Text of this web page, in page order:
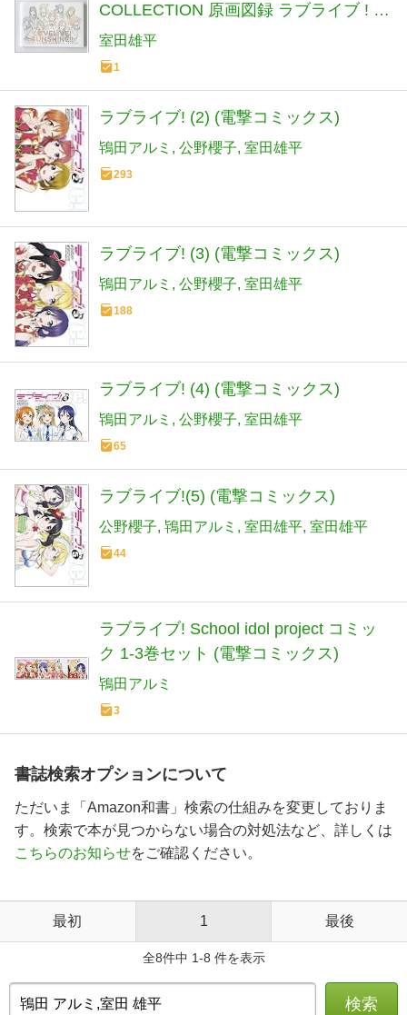
COLLECTION 原画図録 ラブライブ ! サ
ンシャイン !! 5周年展示会
室田雄平
1
ラブライブ! (2) (電撃コミックス)
鴇田アルミ 公野櫻子 室田雄平
293
ラブライブ! (3) (電撃コミックス)
鴇田アルミ 公野櫻子 室田雄平
188
ラブライブ! (4) (電撃コミックス)
鴇田アルミ 公野櫻子 室田雄平
65
ラブライブ!(5) (電撃コミックス)
公野櫻子 鴇田アルミ 室田雄平 室田雄平
44
ラブライブ! School idol project コミッ
ク 1-3巻セット (電撃コミックス)
鴇田アルミ
3
書誌検索オプションについて
ただいま「Amazon和書」検索の仕組みを変更しておりま
す。検索で本が見つからない場合の対処法など、詳しくは
こちらのお知らせをご確認ください。
最初 1 最後
全8件中 1-8 件を表示
検索